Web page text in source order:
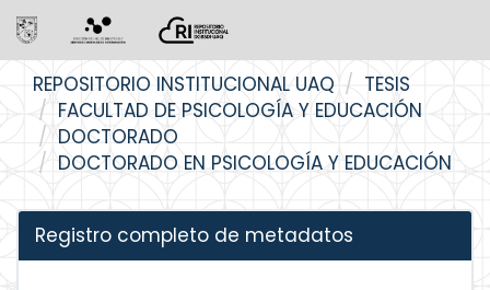
navigation
REPOSITORIO INSTITUCIONAL UAQ
TESIS
FACULTAD DE PSICOLOGÍA Y EDUCACIÓN
DOCTORADO
DOCTORADO EN PSICOLOGÍA Y EDUCACIÓN
Registro completo de metadatos